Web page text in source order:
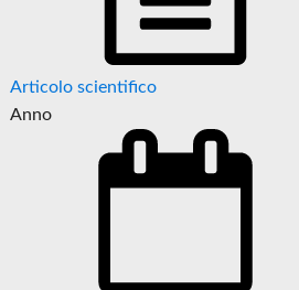
Articolo scientifico
Anno